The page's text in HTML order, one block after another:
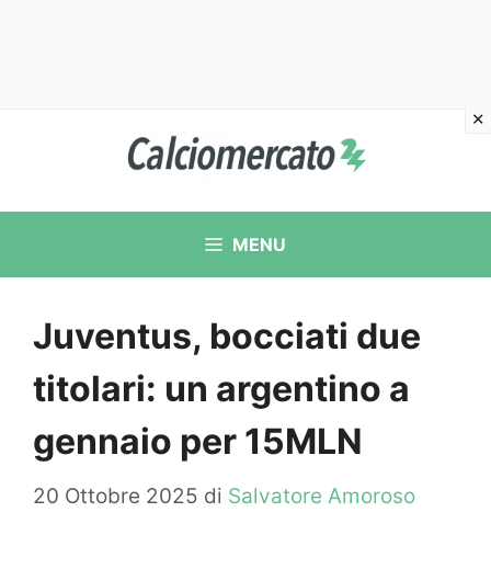
contenuto
MENU
Juventus, bocciati due
titolari: un argentino a
gennaio per 15MLN
20 Ottobre 2025 di Salvatore Amoroso